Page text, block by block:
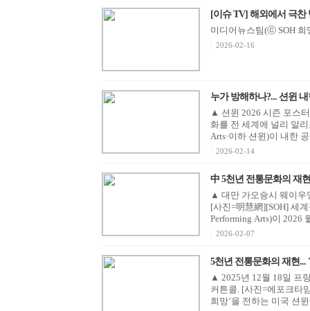
[이슈 TV] 해외에서 극찬
미디어뉴스팀(ⓒ SOH 희
2026-02-16
누가 방해하나?... 션윈
▲ 션윈 2026 시즌 포스
화를 전 세계에 널리 알
Arts·이하 션윈)이 내한
2026-02-14
中 5천년 전통문화의 재
▲ 대만 가오슝시 웨이우
[사진=明慧網][SOH] 세
Performing Arts)이 2026
2026-02-07
5천년 전통문화의 재현...
▲ 2025년 12월 18일 프
커튼콜. [사진=에포크타
희망’을 전하는 미국 션